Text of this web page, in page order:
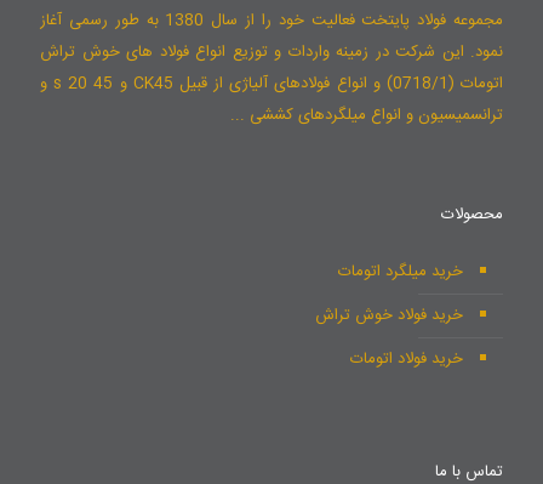
مجموعه فولاد پایتخت فعالیت خود را از سال 1380 به طور رسمی آغاز
نمود. این شرکت در زمینه واردات و توزیع انواع فولاد های خوش تراش
اتومات (0718/1) و انواع فولادهای آلیاژی از قبیل CK45 و 45 s 20 و
ترانسمیسیون و انواع میلگردهای کششی ...
محصولات
خرید میلگرد اتومات
خرید فولاد خوش تراش
خرید فولاد اتومات
تماس با ما